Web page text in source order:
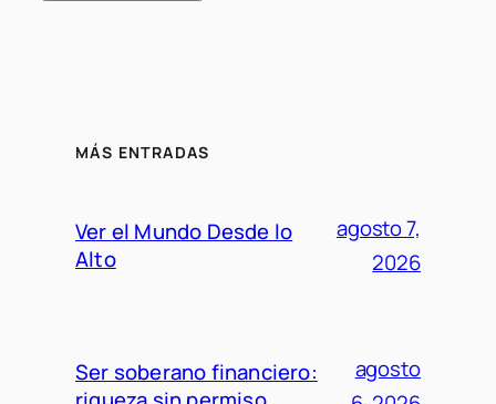
MÁS ENTRADAS
Ver el Mundo Desde lo
Alto
agosto 7,
2026
Ser soberano financiero:
agosto